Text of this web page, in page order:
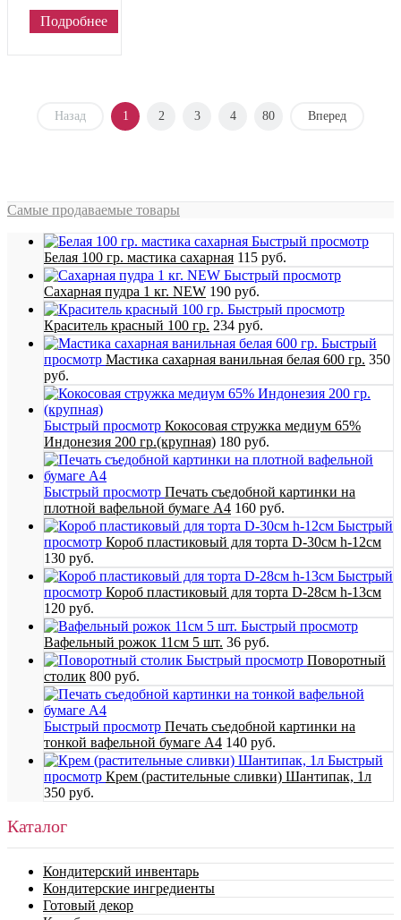
Подробнее
Назад 1 2 3 4 80 Вперед
Самые продаваемые товары
Быстрый просмотр
Белая 100 гр. мастика сахарная 115 руб.
Быстрый просмотр
Сахарная пудра 1 кг. NEW 190 руб.
Быстрый просмотр
Краситель красный 100 гр. 234 руб.
Быстрый
просмотр Мастика сахарная ванильная белая 600 гр. 350
руб.
Быстрый просмотр Кокосовая стружка медиум 65%
Индонезия 200 гр.(крупная) 180 руб.
Быстрый просмотр Печать съедобной картинки на
плотной вафельной бумаге А4 160 руб.
Быстрый
просмотр Короб пластиковый для торта D-30см h-12см
130 руб.
Быстрый
просмотр Короб пластиковый для торта D-28см h-13см
120 руб.
Быстрый просмотр
Вафельный рожок 11см 5 шт. 36 руб.
Быстрый просмотр Поворотный
столик 800 руб.
Быстрый просмотр Печать съедобной картинки на
тонкой вафельной бумаге А4 140 руб.
Быстрый
просмотр Крем (растительные сливки) Шантипак, 1л
350 руб.
Каталог
Кондитерский инвентарь
Кондитерские ингредиенты
Готовый декор